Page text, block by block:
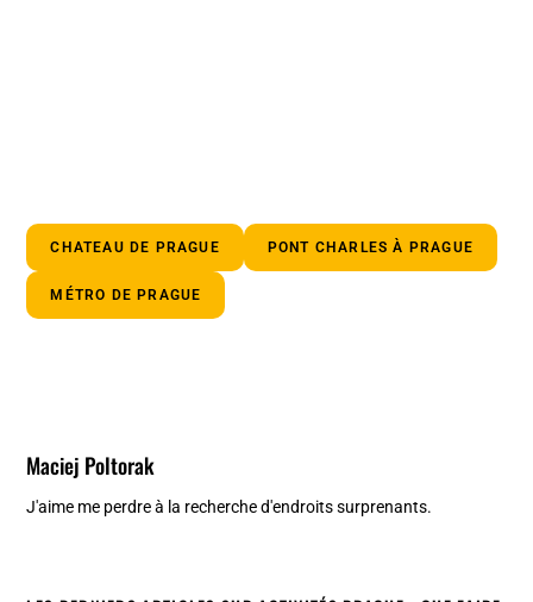
CHATEAU DE PRAGUE PONT CHARLES À PRAGUE
MÉTRO DE PRAGUE
Maciej Poltorak
J'aime me perdre à la recherche d'endroits surprenants.